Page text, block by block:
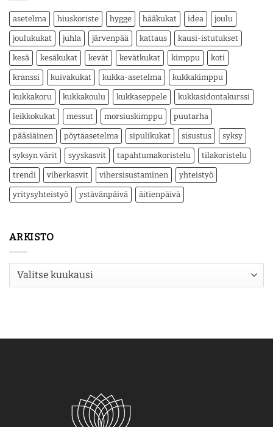
asetelma hiuskoriste hygge hääkukat idea joulu
joulukukat juhla järvenpää kattaus kausi-istutukset
kesä kesäkukat kevät kevätkukat kimppu koti
kranssi kuivakukat kukka-asetelma kukkakimppu
kukkakoru kukkakoulu kukkaseppele kukkasidontakurssi
leikkokukat messut morsiuskimppu puutarha
pääsiäinen pöytäasetelma sipulikukat sisustus syksy
syksyn värit syyskasvit tapahtumakoristelu tilakoristelu
trendi viherkasvit vihersisustaminen yhteistyö
yritysyhteistyö ystävänpäivä äitienpäivä
ARKISTO
Arkisto